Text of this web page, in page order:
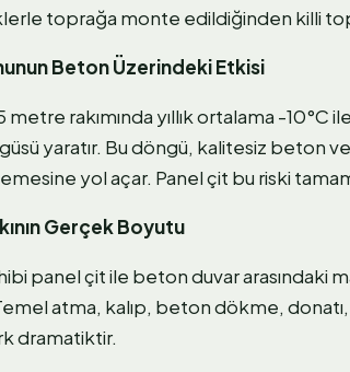
toprağa monte edildiğinden killi
Beton Üzerindeki Etkisi
metre rakımında yıllık ortalama -10°C
yaratır. Bu döngü, kalitesiz beton
yol açar. Panel çit bu riski
Gerçek Boyutu
panel çit ile beton duvar arasındaki
atma, kalıp, beton dökme,
dramatiktir.